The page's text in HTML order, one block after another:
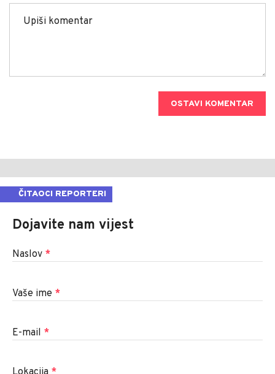
OSTAVI KOMENTAR
ČITAOCI REPORTERI
Dojavite nam vijest
Naslov *
Vaše ime *
E-mail *